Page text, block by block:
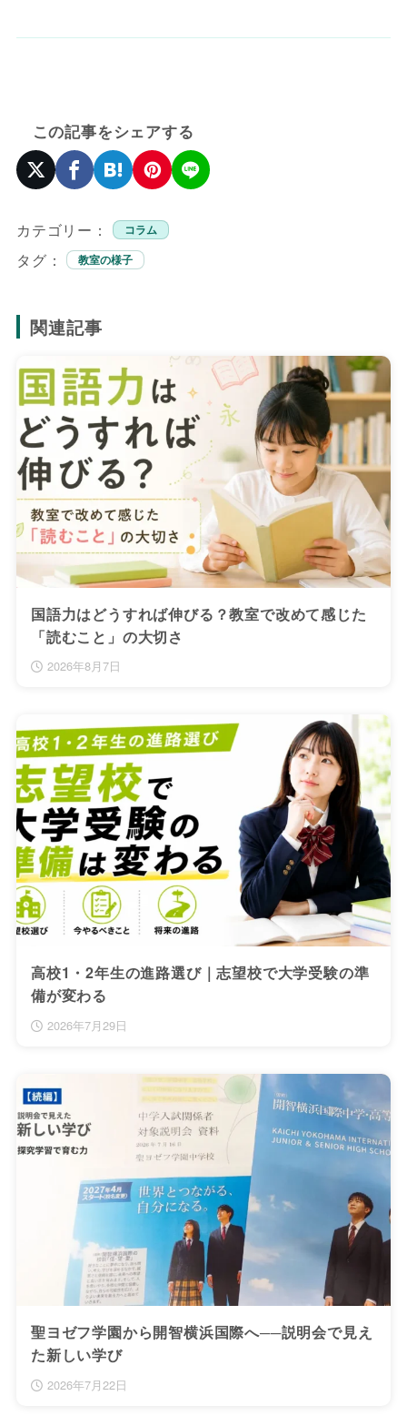
この記事をシェアする
カテゴリー： コラム
タグ： 教室の様子
関連記事
国語力はどうすれば伸びる？教室で改めて感じた
「読むこと」の大切さ
2026年8月7日
高校1・2年生の進路選び｜志望校で大学受験の準
備が変わる
2026年7月29日
聖ヨゼフ学園から開智横浜国際へ──説明会で見え
た新しい学び
2026年7月22日